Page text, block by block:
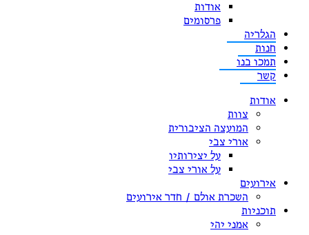
אודות
פרסומים
הגלריה
חנות
תמכו בנו
קשר
אודות
צוות
המועצה הציבורית
אורי צבי
על יצירותיו
על אורי צבי
אירועים
השכרת אולם / חדר אירועים
תוכניות
אמני יהי